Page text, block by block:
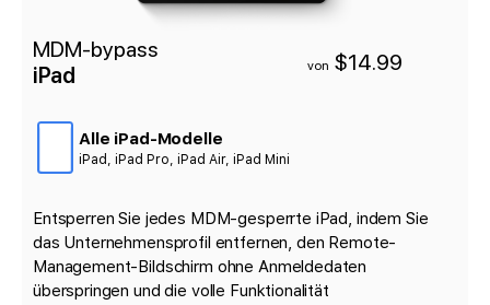
MDM-bypass
iPad
von $14.99
Alle iPad-Modelle
iPad, iPad Pro, iPad Air, iPad Mini
Entsperren Sie jedes MDM-gesperrte iPad, indem Sie
das Unternehmensprofil entfernen, den Remote-
Management-Bildschirm ohne Anmeldedaten
überspringen und die volle Funktionalität